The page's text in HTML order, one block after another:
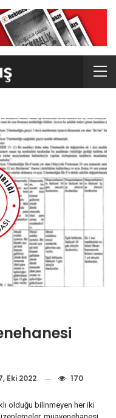
Eki 2022 170
olduğu bilinmeyen her iki